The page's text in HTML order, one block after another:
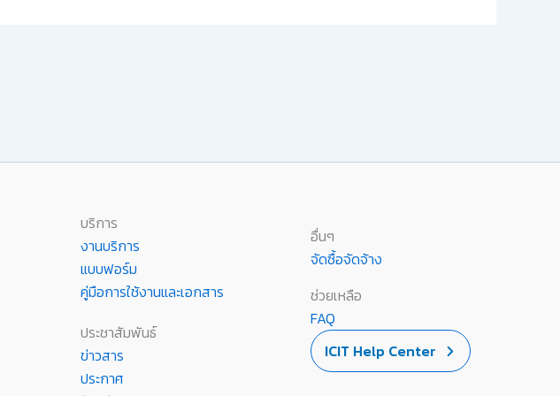
บริการ
งานบริการ
แบบฟอร์ม
คู่มือการใช้งานและเอกสาร
ประชาสัมพันธ์
ข่าวสาร
ประกาศ
อื่นๆ
จัดซื้อจัดจ้าง
ช่วยเหลือ
FAQ
ICIT Help Center